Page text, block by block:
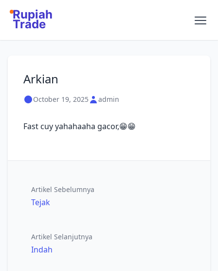
Rupiah
Trade
Arkian
October 19, 2025 admin
Fast cuy yahahaaha gacor,😁😁
Artikel Sebelumnya
Tejak
Artikel Selanjutnya
Indah